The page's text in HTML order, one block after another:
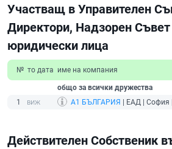
Участващ в Управителен
Директори, Надзорен Съвет
юридически лица
№ то дата име на компания
общо за всички дружества
1
А1 БЪЛГАРИЯ | ЕАД | София |
Действителен Собственик